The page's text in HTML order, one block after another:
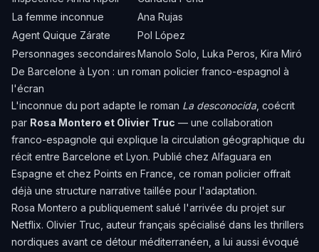
La femme inconnue
Ana Rujas
Agent Quique Zárate
Pol López
Personnages secondairesManolo Solo, Luka Peros, Kira Miró
De Barcelone à Lyon : un roman policier franco-espagnol à
l'écran
L'inconnue du port adapte le roman La desconocida , coécrit
par Rosa Montero et Olivier Truc — une collaboration
franco-espagnole qui explique la circulation géographique du
récit entre Barcelone et Lyon. Publié chez Alfaguara en
Espagne et chez Points en France, ce roman policier offrait
déjà une structure narrative taillée pour l'adaptation.
Rosa Montero a publiquement salué l'arrivée du projet sur
Netflix. Olivier Truc, auteur français spécialisé dans les thrillers
nordiques avant ce détour méditerranéen, a lui aussi évoqué